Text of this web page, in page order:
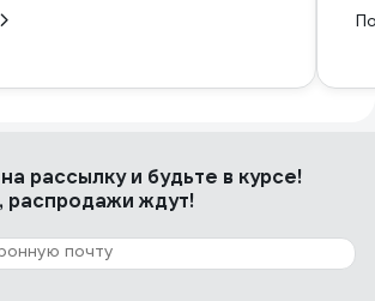
на рассылкуи будьте в курсе!
распродажи ждут!